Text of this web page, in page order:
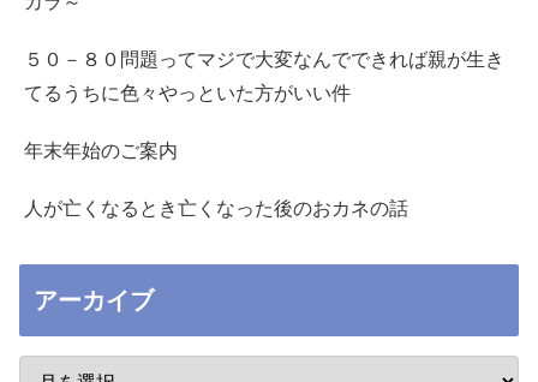
５０－８０問題ってマジで大変なんでできれば親が生き
てるうちに色々やっといた方がいい件
年末年始のご案内
人が亡くなるとき亡くなった後のおカネの話
アーカイブ